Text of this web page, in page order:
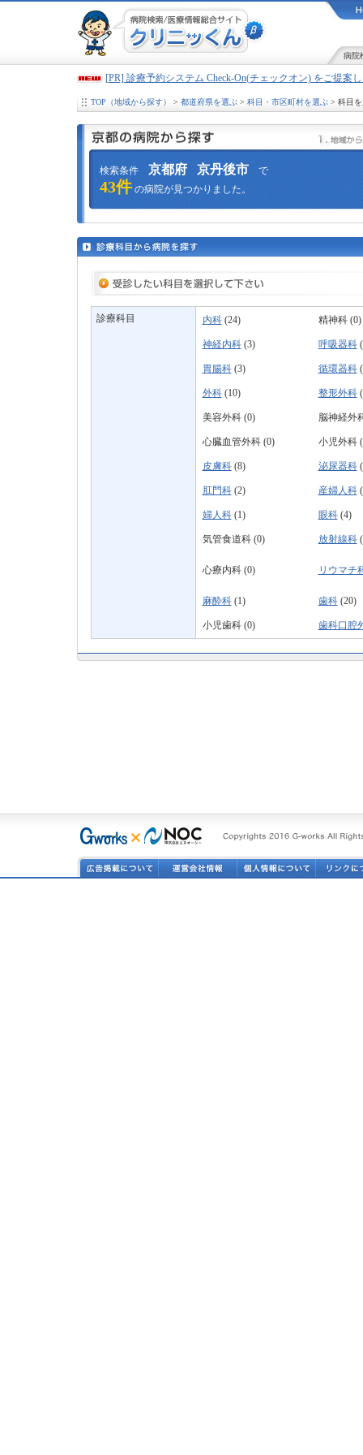
病院
[PR] 診療予約システム Check-On(チェックオン) をご提案
TOP（地域から探す） > 都道府県を選ぶ> 科目・市区町村を選ぶ> 科目を
検索条件 京都府 京丹後市 で
43件の病院が見つかりました。
診療科目 内科(24) 精神科 (0)
神経内科(3) 呼吸器科
胃腸科(3) 循環器科
外科(10) 整形外科
美容外科 (0) 脳神経外
心臓血管外科 (0) 小児外科
皮膚科(8) 泌尿器科
肛門科(2) 産婦人科
婦人科(1) 眼科(4)
気管食道科 (0) 放射線科
心療内科 (0) リウマチ
麻酔科(1) 歯科(20)
小児歯科 (0) 歯科口腔